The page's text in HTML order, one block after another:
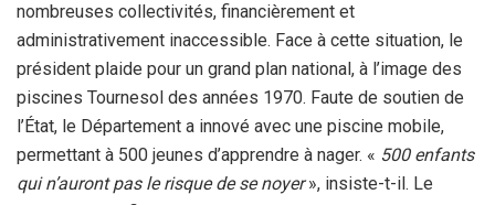
nombreuses collectivités, financièrement et
administrativement inaccessible. Face à cette situation, le
président plaide pour un grand plan national, à l’image des
piscines Tournesol des années 1970. Faute de soutien de
l’État, le Département a innové avec une piscine mobile,
permettant à 500 jeunes d’apprendre à nager. « 500 enfants
qui n’auront pas le risque de se noyer», insiste-t-il. Le